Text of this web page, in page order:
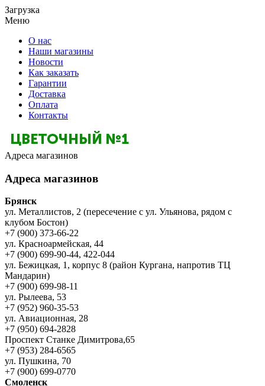
Загрузка
Меню
О нас
Наши магазины
Новости
Как заказать
Гарантии
Доставка
Оплата
Контакты
Адреса магазинов
Адреса магазинов
Брянск
ул. Металлистов, 2 (пересечение с ул. Ульянова, рядом с
клубом Бостон)
+7 (900) 373-66-22
ул. Красноармейская, 44
+7 (900) 699-90-44, 422-044
ул. Бежицкая, 1, корпус 8 (район Кургана, напротив ТЦ
Мандарин)
+7 (900) 699-98-11
ул. Рылеева, 53
+7 (952) 960-35-53
ул. Авиационная, 28
+7 (950) 694-2828
Проспект Станке Димитрова,65
+7 (953) 284-6565
ул. Пушкина, 70
+7 (900) 699-0770
Смоленск